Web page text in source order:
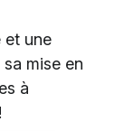
et une
mise en
à